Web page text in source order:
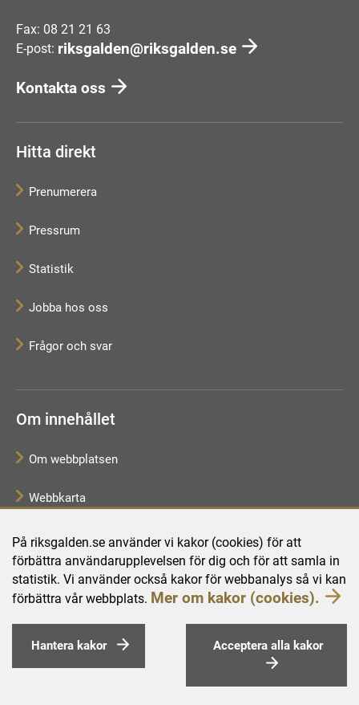
På riksgalden.se använder vi kakor (cookies) för att
förbättra användarupplevelsen för dig och för att samla in
statistik. Vi använder också kakor för webbanalys så vi kan
förbättra vår webbplats. Mer om kakor (cookies).
Hantera kakor Acceptera alla kakor
Fax: 08 21 21 63
E-post: riksgalden@riksgalden.se
Kontakta oss
Hitta direkt
Prenumerera
Pressrum
Statistik
Jobba hos oss
Frågor och svar
Om innehållet
Om webbplatsen
Webbkarta
Tillgänglighetsredogörelse
Behandling av personuppgifter